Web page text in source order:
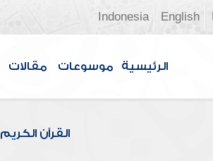
English
Indonesia
الرئيسية موسوعات مقالات
القرآن الكريم